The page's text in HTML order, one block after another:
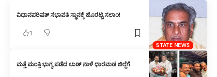
STATE NEWS
ವಿಧಾನಪರಿಷತ್ ಸಭಾಪತಿ ಸ್ಥಾನಕ್ಕೆ ಹೊರಟ್ಟಿ ಸಲಾಂ!
1
ಮತ್ತೆ ಮಂತ್ರಿ ಭಾಗ್ಯ ಪಡೆದ ಲಾಡ್‌ ನಾಳೆ ಧಾರವಾಡ ಜಿಲ್ಲೆಗೆ